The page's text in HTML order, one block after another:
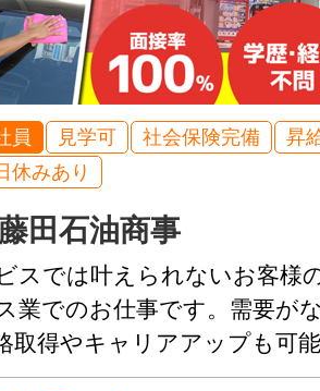
員 見学可 社会保険完備
昇
休みあり
田石油商事
スでは叶えられないお客様
業でのお仕事です。需要が
取得やキャリアアップも可
ーの供給で地域に貢献して